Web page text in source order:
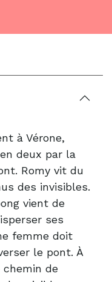
à Vérone,
deux par la
Romy vit du
des invisibles.
vient de
ses
femme doit
le pont. À
de